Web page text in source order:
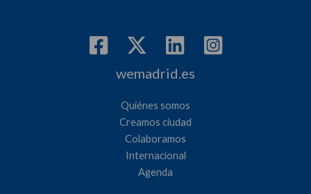
wemadrid.es
Quiénes somos
Creamos ciudad
Colaboramos
Internacional
Agenda